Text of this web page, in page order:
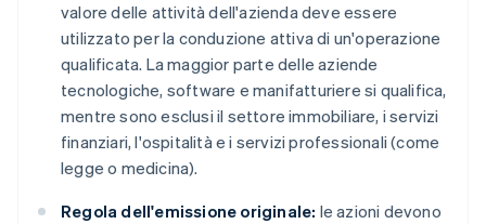
valore delle attività dell'azienda deve essere
utilizzato per la conduzione attiva di un'operazione
qualificata. La maggior parte delle aziende
tecnologiche, software e manifatturiere si qualifica,
mentre sono esclusi il settore immobiliare, i servizi
finanziari, l'ospitalità e i servizi professionali (come
legge o medicina).
Regola dell'emissione originale: le azioni devono